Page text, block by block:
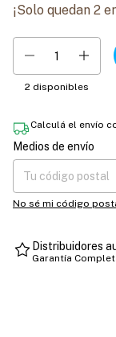
¡Solo quedan 2
2 disponibles
Calculá el envío
Entregas para el CP:
Medios de envío
No sé mi código
Distribuidores
Garantía